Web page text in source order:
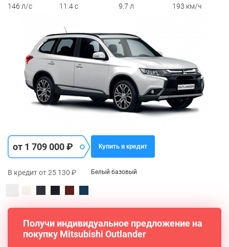
146 л/c 11.4 c 9.7 л 193 км/ч
от 1 709 000 ₽
В кредит от 25 130 ₽
Купить в кредит
Белый базовый
Получи индивидуальное предложение на
покупку Mitsubishi Outlander